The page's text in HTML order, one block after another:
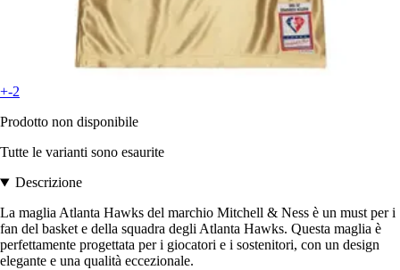
+-2
Prodotto non disponibile
Tutte le varianti sono esaurite
Descrizione
La maglia Atlanta Hawks del marchio Mitchell & Ness è un must per i
fan del basket e della squadra degli Atlanta Hawks. Questa maglia è
perfettamente progettata per i giocatori e i sostenitori, con un design
elegante e una qualità eccezionale.